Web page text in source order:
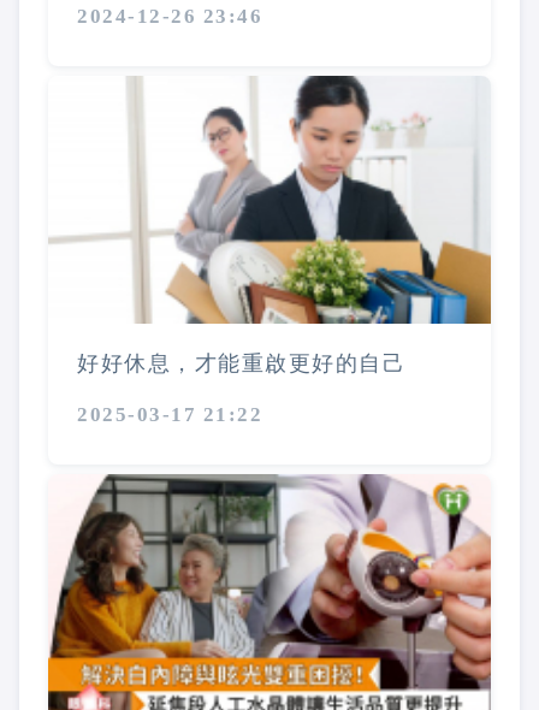
2024-12-26 23:46
好好休息，才能重啟更好的自己
2025-03-17 21:22